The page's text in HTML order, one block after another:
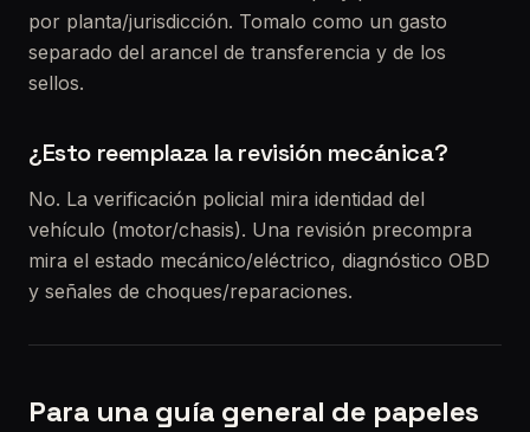
por planta/jurisdicción. Tomalo como un gasto
separado del arancel de transferencia y de los
sellos.
¿Esto reemplaza la revisión mecánica?
No. La verificación policial mira identidad del
vehículo (motor/chasis). Una revisión precompra
mira el estado mecánico/eléctrico, diagnóstico OBD
y señales de choques/reparaciones.
Para una guía general de papeles